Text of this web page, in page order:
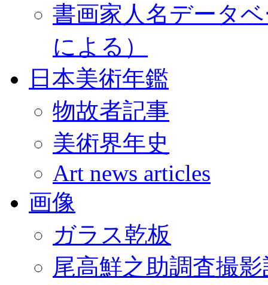
書画家人名データ
による）
日本美術年鑑
物故者記事
美術界年史
Art news articles
画像
ガラス乾板
尾高鮮之助調査撮